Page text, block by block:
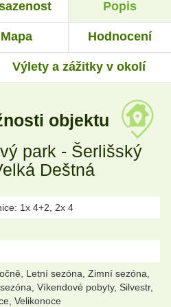
Popis
Mapa Hodnocení
Výlety a zážitky v okolí
objektu
park - Šerlišský
Deštná
1x 4+2, 2x 4
Letní sezóna, Zimní sezóna,
Víkendové pobyty, Silvestr,
Velikonoce